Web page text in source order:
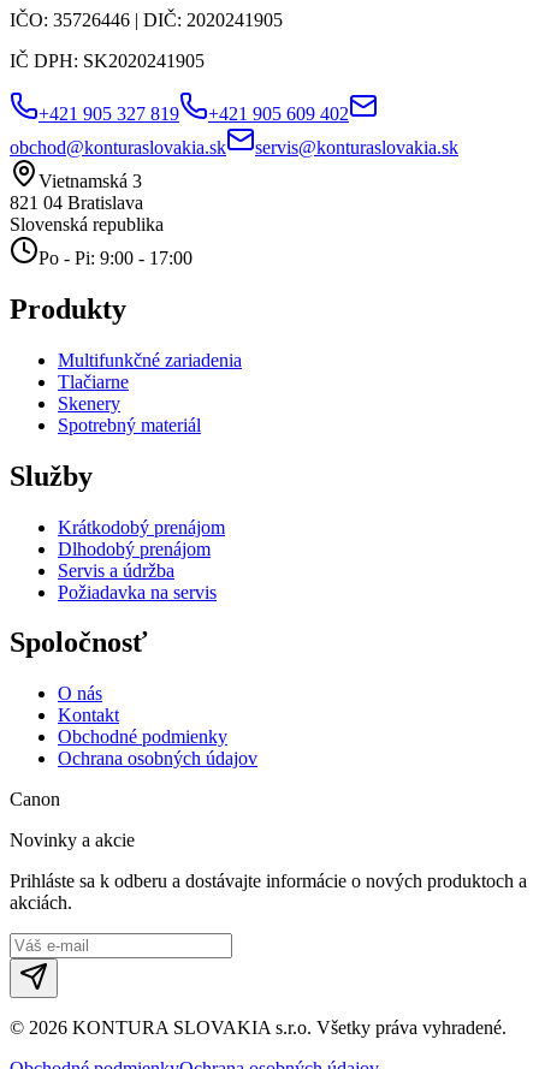
IČO: 35726446 | DIČ: 2020241905
IČ DPH: SK2020241905
+421 905 327 819
+421 905 609 402
obchod@konturaslovakia.sk
servis@konturaslovakia.sk
Vietnamská 3
821 04 Bratislava
Slovenská republika
Po - Pi: 9:00 - 17:00
Produkty
Multifunkčné zariadenia
Tlačiarne
Skenery
Spotrebný materiál
Služby
Krátkodobý prenájom
Dlhodobý prenájom
Servis a údržba
Požiadavka na servis
Spoločnosť
O nás
Kontakt
Obchodné podmienky
Ochrana osobných údajov
Canon
Novinky a akcie
Prihláste sa k odberu a dostávajte informácie o nových produktoch a
akciách.
© 2026 KONTURA SLOVAKIA s.r.o. Všetky práva vyhradené.